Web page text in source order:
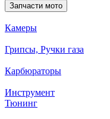
Запчасти мото
Камеры
Грипсы, Ручки газа
Карбюраторы
Инструмент
Тюнинг